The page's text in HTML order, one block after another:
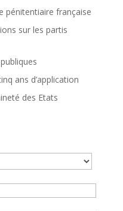
pénitentiaire française
sur les partis
ans d’application
des Etats